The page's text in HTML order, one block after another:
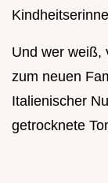
Und wer weiß,
zum neuen
Italienischer
getrocknete